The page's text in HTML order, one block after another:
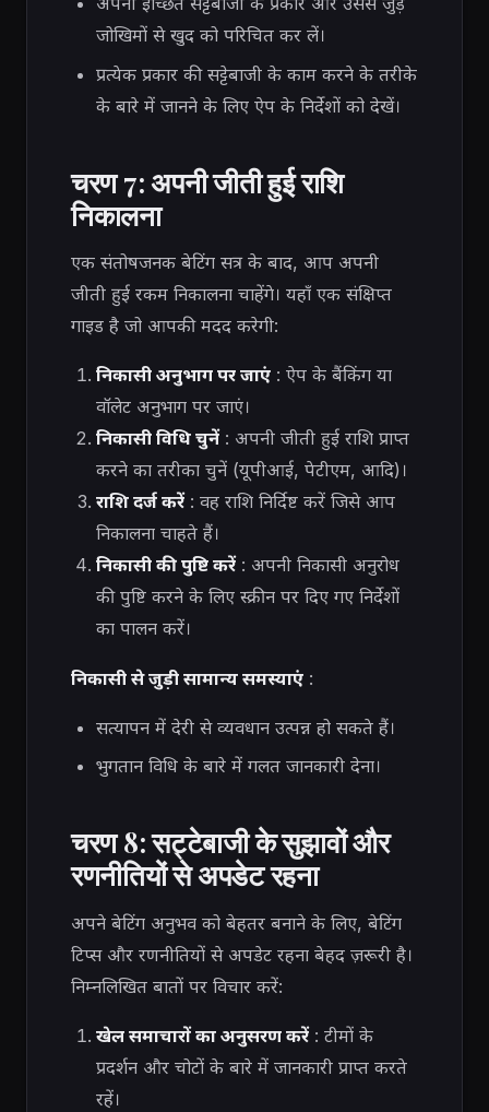
जोखिमों से खुद को परिचित कर लें।
प्रत्येक प्रकार की सट्टेबाजी के काम करने के तरीके
के बारे में जानने के लिए ऐप के निर्देशों को देखें।
चरण 7: अपनी जीती हुई राशि
निकालना
एक संतोषजनक बेटिंग सत्र के बाद, आप अपनी
जीती हुई रकम निकालना चाहेंगे। यहाँ एक संक्षिप्त
गाइड है जो आपकी मदद करेगी:
निकासी अनुभाग पर जाएं: ऐप के बैंकिंग या
वॉलेट अनुभाग पर जाएं।
निकासी विधि चुनें: अपनी जीती हुई राशि प्राप्त
करने का तरीका चुनें (यूपीआई, पेटीएम, आदि)।
राशि दर्ज करें: वह राशि निर्दिष्ट करें जिसे आप
निकालना चाहते हैं।
निकासी की पुष्टि करें: अपनी निकासी अनुरोध
की पुष्टि करने के लिए स्क्रीन पर दिए गए निर्देशों
का पालन करें।
निकासी से जुड़ी सामान्य समस्याएं :
सत्यापन में देरी से व्यवधान उत्पन्न हो सकते हैं।
भुगतान विधि के बारे में गलत जानकारी देना।
चरण 8: सट्टेबाजी के सुझावों और
रणनीतियों से अपडेट रहना
अपने बेटिंग अनुभव को बेहतर बनाने के लिए, बेटिंग
टिप्स और रणनीतियों से अपडेट रहना बेहद ज़रूरी है।
निम्नलिखित बातों पर विचार करें:
खेल समाचारों का अनुसरण करें: टीमों के
प्रदर्शन और चोटों के बारे में जानकारी प्राप्त करते
रहें।